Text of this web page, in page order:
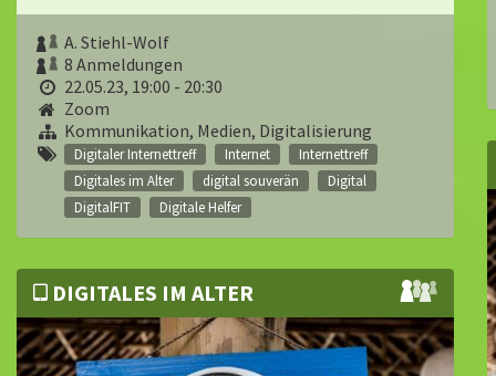
A. Stiehl-Wolf
8 Anmeldungen
22.05.23, 19:00 - 20:30
Zoom
Kommunikation, Medien, Digitalisierung
Digitaler Internettreff Internet
Internettreff
Digitales im Alter
digital souverän
Digital
DigitalFIT
Digitale Helfer
DIGITALES IM ALTER